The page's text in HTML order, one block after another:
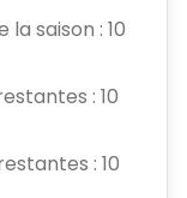
saison : 10
: 10
: 10